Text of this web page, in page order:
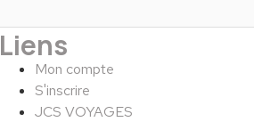
Liens
Mon compte
S'inscrire
JCS VOYAGES